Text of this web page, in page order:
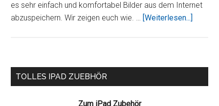
es sehr einfach und komfortabel Bilder aus dem Internet
abzuspeichern. Wir zeigen euch wie. … [Weiterlesen...]
auf
Seitenspalte
TOLLES IPAD ZUEBHÖR
Zum iPad Zubehör